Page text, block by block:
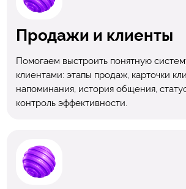
Продажи и клиенты
Помогаем выстроить понятную
клиентами: этапы продаж, карточки
напоминания, история общения,
контроль эффективности.